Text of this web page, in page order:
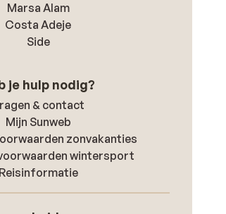
Marsa Alam
Costa Adeje
Side
je hulp nodig?
& contact
Mijn Sunweb
zonvakanties
wintersport
Reisinformatie